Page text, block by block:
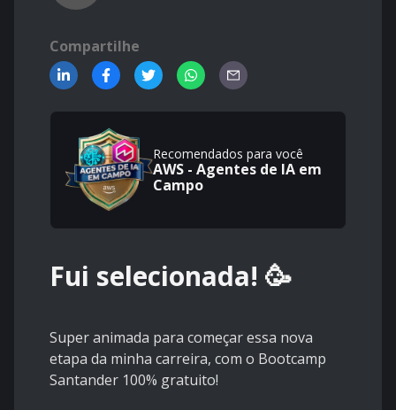
Compartilhe
Recomendados para você
AWS - Agentes de IA em
Campo
Fui selecionada! 🥳
Super animada para começar essa nova
etapa da minha carreira, com o Bootcamp
Santander 100% gratuito!